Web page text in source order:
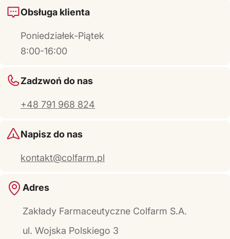
Obsługa klienta
Poniedziałek-Piątek
8:00-16:00
Zadzwoń do nas
+48 791 968 824
Napisz do nas
kontakt@colfarm.pl
Adres
Zakłady Farmaceutyczne Colfarm S.A.
ul. Wojska Polskiego 3